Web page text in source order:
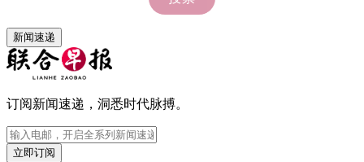
新闻速递
订阅新闻速递，洞悉时代脉搏。
立即订阅